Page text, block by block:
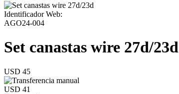
Identificador Web:
AGO24-004
Set canastas wire 27d/23d
USD 45
USD 41